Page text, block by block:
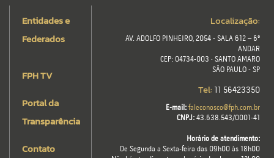
Entidades e
Federados
FPH TV
Portal da
Transparência
Contato
Localização:
AV. ADOLFO PINHEIRO, 2054 - SALA 612 – 6º
ANDAR
CEP: 04734-003 · SANTO AMARO
SÃO PAULO - SP
Tel: 11 56423350
E-mail: faleconosco@fph.com.br
CNPJ: 43.638.543/0001-41
Horário de atendimento:
De Segunda a Sexta-feira das 09h00 às 18h00